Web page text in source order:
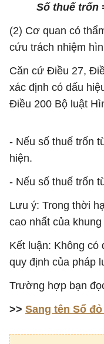
Số thuế trốn
(2) Cơ quan có
cứu trách nhiệm
Căn cứ Điều 27,
xác định có dấu
Điều 200 Bộ luật
- Nếu số thuế trốn
hiện.
- Nếu số thuế trốn
Lưu ý: Trong thời
cao nhất của
Kết luận: Không có
quy định của pháp
Trường hợp bạn
>> Sang tên Sổ